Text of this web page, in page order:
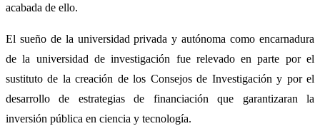
acabada de ello.
El sueño de la universidad privada y autónoma como encarnadura
de la universidad de investigación fue relevado en parte por el
sustituto de la creación de los Consejos de Investigación y por el
desarrollo de estrategias de financiación que garantizaran la
inversión pública en ciencia y tecnología.